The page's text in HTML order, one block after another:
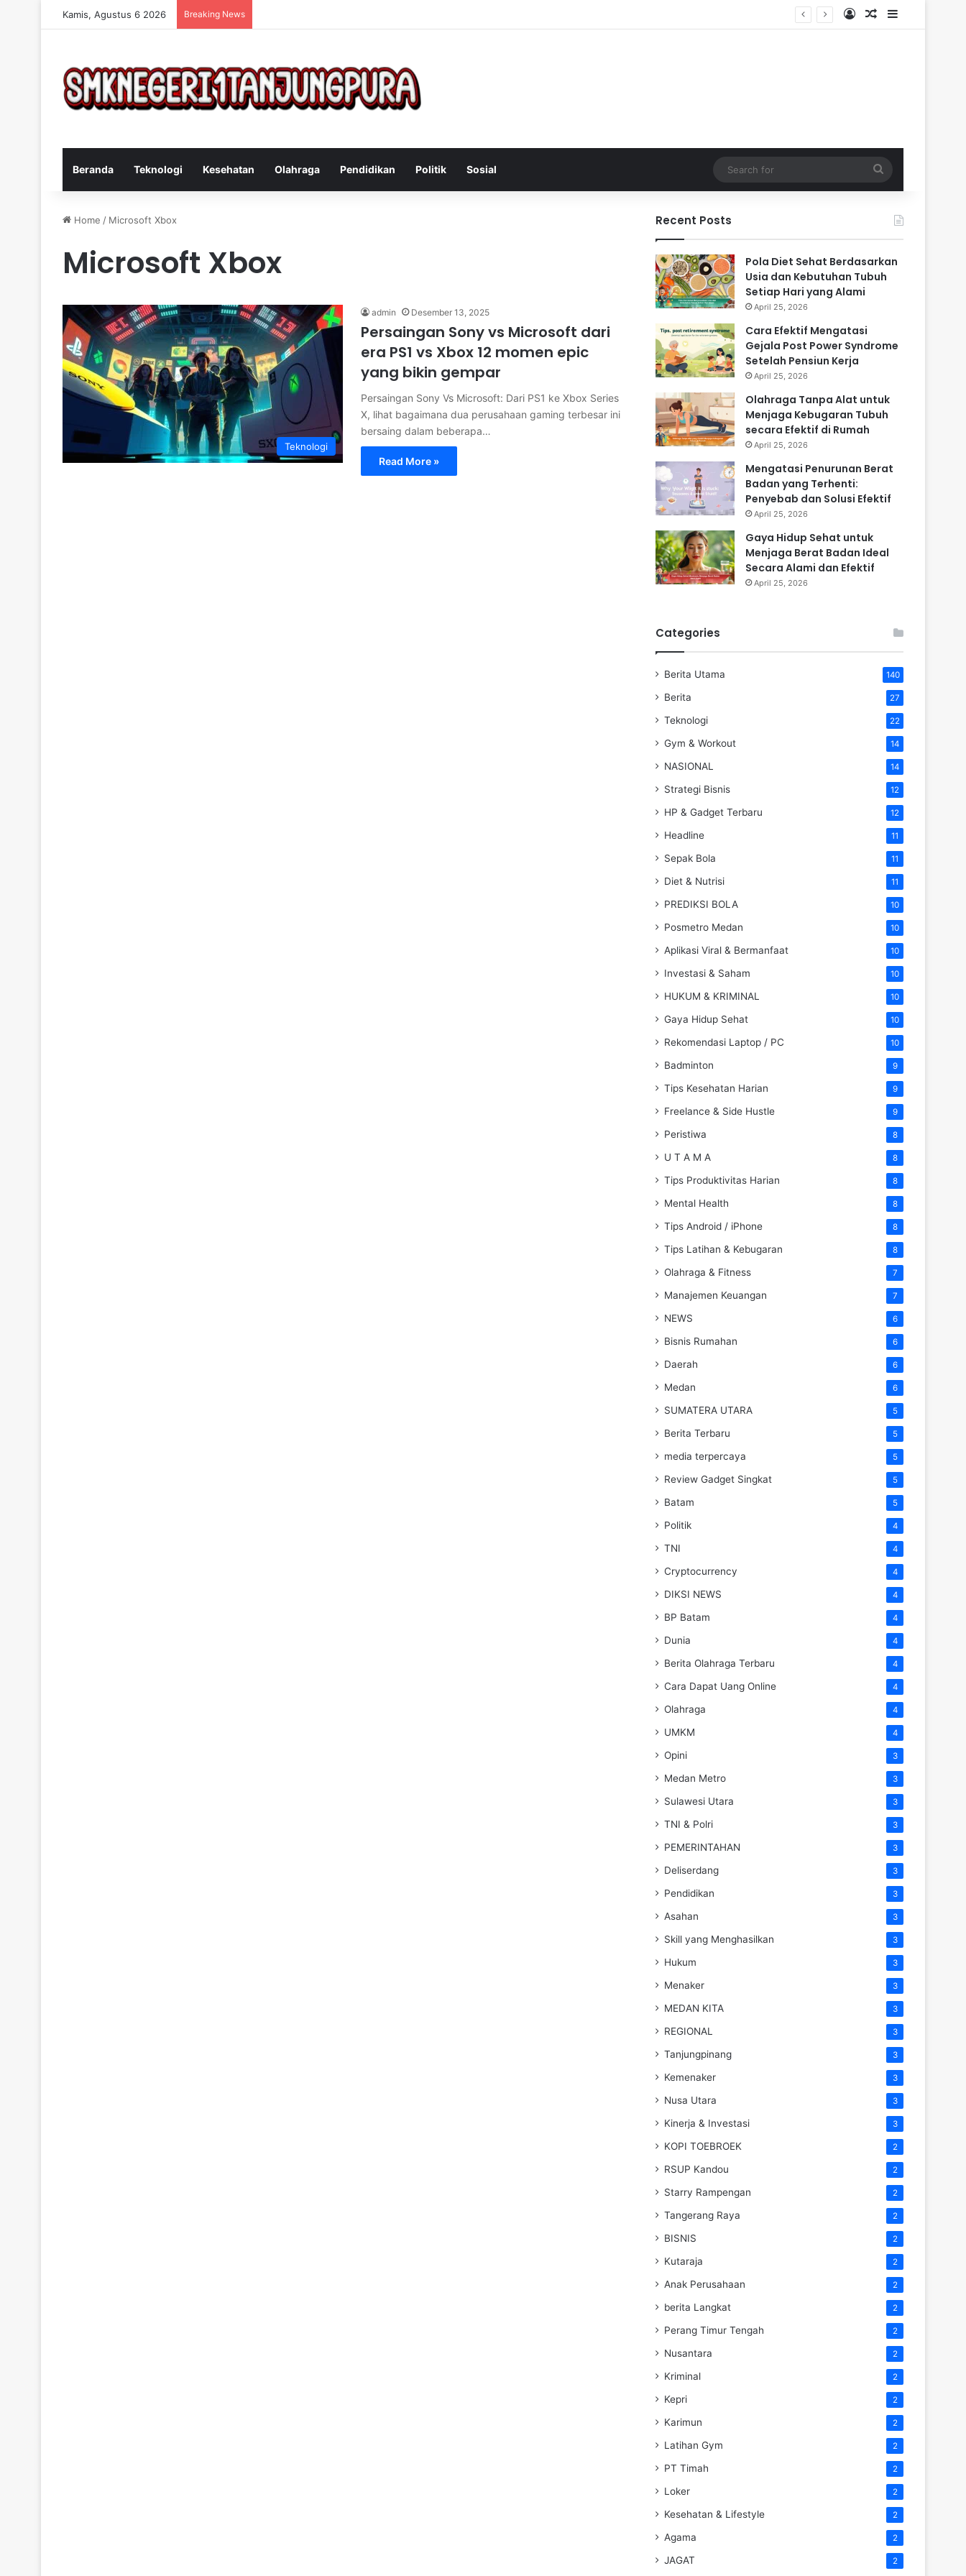
Kamis, Agustus 6 2026 Breaking News Log InRandom Article
Sidebar
Beranda Teknologi Kesehatan Olahraga Pendidikan Politik Sosial
for
Home / Microsoft Xbox
Microsoft Xbox
Teknologi
admin Desember 13, 2025
Persaingan Sony vs Microsoft dari
era PS1 vs Xbox 12 momen epic
yang bikin gempar
Persaingan Sony Vs Microsoft: Dari PS1 ke Xbox Series
X, lihat bagaimana dua perusahaan gaming terbesar ini
bersaing dalam beberapa…
Read More »
Recent Posts
Pola Diet Sehat Berdasarkan
Usia dan Kebutuhan Tubuh
Setiap Hari yang Alami
April 25, 2026
Cara Efektif Mengatasi
Gejala Post Power Syndrome
Setelah Pensiun Kerja
April 25, 2026
Olahraga Tanpa Alat untuk
Menjaga Kebugaran Tubuh
secara Efektif di Rumah
April 25, 2026
Mengatasi Penurunan Berat
Badan yang Terhenti:
Penyebab dan Solusi Efektif
April 25, 2026
Gaya Hidup Sehat untuk
Menjaga Berat Badan Ideal
Secara Alami dan Efektif
April 25, 2026
Categories
Berita Utama 140
Berita 27
Teknologi 22
Gym & Workout 14
NASIONAL 14
Strategi Bisnis 12
HP & Gadget Terbaru 12
Headline 11
Sepak Bola 11
Diet & Nutrisi 11
PREDIKSI BOLA 10
Posmetro Medan 10
Aplikasi Viral & Bermanfaat 10
Investasi & Saham 10
HUKUM & KRIMINAL 10
Gaya Hidup Sehat 10
Rekomendasi Laptop / PC 10
Badminton 9
Tips Kesehatan Harian 9
Freelance & Side Hustle 9
Peristiwa 8
U T A M A 8
Tips Produktivitas Harian 8
Mental Health 8
Tips Android / iPhone 8
Tips Latihan & Kebugaran 8
Olahraga & Fitness 7
Manajemen Keuangan 7
NEWS 6
Bisnis Rumahan 6
Daerah 6
Medan 6
SUMATERA UTARA 5
Berita Terbaru 5
media terpercaya 5
Review Gadget Singkat 5
Batam 5
Politik 4
TNI 4
Cryptocurrency 4
DIKSI NEWS 4
BP Batam 4
Dunia 4
Berita Olahraga Terbaru 4
Cara Dapat Uang Online 4
Olahraga 4
UMKM 4
Opini 3
Medan Metro 3
Sulawesi Utara 3
TNI & Polri 3
PEMERINTAHAN 3
Deliserdang 3
Pendidikan 3
Asahan 3
Skill yang Menghasilkan 3
Hukum 3
Menaker 3
MEDAN KITA 3
REGIONAL 3
Tanjungpinang 3
Kemenaker 3
Nusa Utara 3
Kinerja & Investasi 3
KOPI TOEBROEK 2
RSUP Kandou 2
Starry Rampengan 2
Tangerang Raya 2
BISNIS 2
Kutaraja 2
Anak Perusahaan 2
berita Langkat 2
Perang Timur Tengah 2
Nusantara 2
Kriminal 2
Kepri 2
Karimun 2
Latihan Gym 2
PT Timah 2
Loker 2
Kesehatan & Lifestyle 2
Agama 2
JAGAT 2